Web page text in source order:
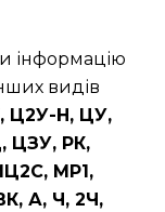
інформацію
видів
Ц2У-Н, ЦУ,
ЦЗУ, РК,
МР1,
А, Ч, 2Ч,